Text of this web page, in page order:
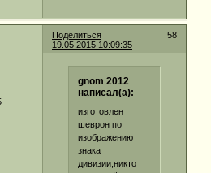
Поделиться
58
19.05.2015 10:09:35
gnom 2012
написал(а):
изготовлен
шеврон по
изображению
знака
дивизии,никто